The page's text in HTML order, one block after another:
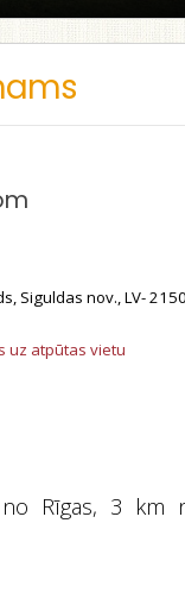
Siguldas nov., LV-
uz atpūtas vietu
no Rīgas, 3 km